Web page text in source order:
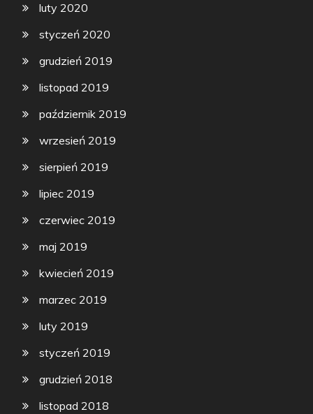
luty 2020
styczeń 2020
grudzień 2019
listopad 2019
październik 2019
wrzesień 2019
sierpień 2019
lipiec 2019
czerwiec 2019
maj 2019
kwiecień 2019
marzec 2019
luty 2019
styczeń 2019
grudzień 2018
listopad 2018